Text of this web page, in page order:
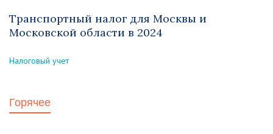
Транспортный налог для Москвы и
Московской области в 2024
Налоговый учет
Горячее